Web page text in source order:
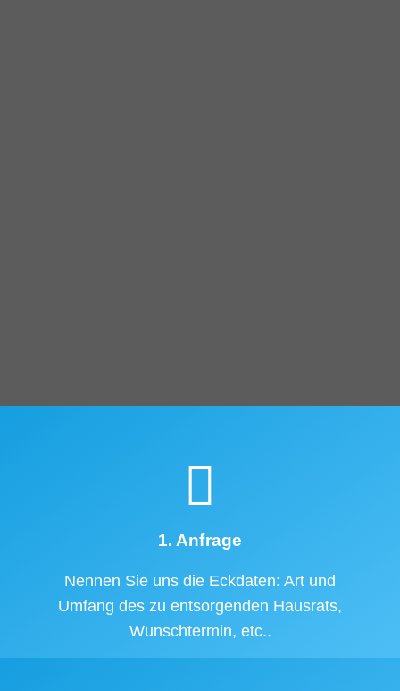
1. Anfrage
Nennen Sie uns die Eckdaten: Art und
Umfang des zu entsorgenden Hausrats,
Wunschtermin, etc..